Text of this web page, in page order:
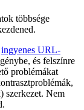
többsége
ingyenes URL-
és felszínre
problémákat
szerkezet. Nem